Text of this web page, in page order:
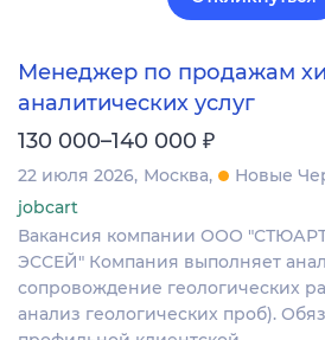
Менеджер по продажам
аналитических услуг
130 000–140 000 ₽
22 июля 2026 Москва
Новые
jobcart
Вакансия компании ООО
ЭССЕЙ" Компания выполняет
сопровождение геологических
анализ геологических проб).